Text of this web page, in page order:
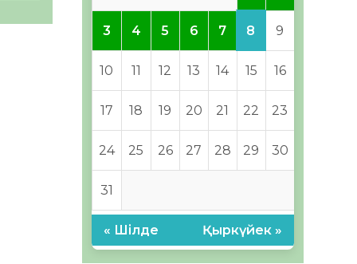
3 4 5 6 7 8 9
10 11 12 13 14 15 16
17 18 19 20 21 22 23
24 25 26 27 28 29 30
31
« Шілде Қыркүйек »